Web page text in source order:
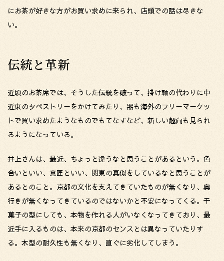
にお茶が好きな方がお買い求めに来られ、店頭での話は尽きな
い。
伝統と革新
近頃のお茶席では、そうした伝統を破って、掛け軸の代わりに中
近東のタペストリーをかけてみたり、器も海外のフリーマーケッ
トで買い求めたようなものでもてなすなど、新しい趣向も見られ
るようになっている。
井上さんは、最近、ちょっと違うなと思うことがあるという。色
合いといい、意匠といい、関東の真似をしているなと思うことが
あるとのこと。京都の文化を支えてきていたものが無くなり、奥
行きが無くなってきているのではないかと不安になってくる。干
菓子の型にしても、本物を作れる人がいなくなってきており、最
近手に入るものは、本来の京都のセンスとは異なっていたりす
る。木型の耐久性も無くなり、直ぐに劣化してしまう。